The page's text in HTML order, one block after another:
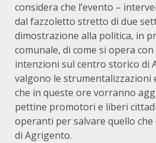
considera che l’evento –
dal fazzoletto stretto di due
dimostrazione alla politica, in
comunale, di come si opera
intenzioni sul centro storico di
valgono le strumentalizzazioni
che in queste ore vorranno
pettine promotori e liberi
operanti per salvare quello che
di Agrigento.